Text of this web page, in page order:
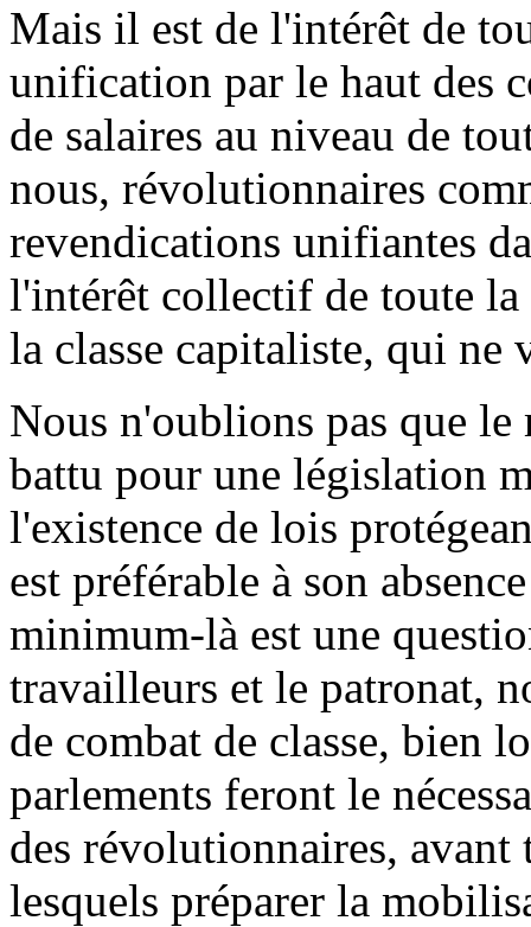
Mais il est de l'intérêt de
unification par le haut des
de salaires au niveau de
nous, révolutionnaires
revendications unifiantes
l'intérêt collectif de toute la
la classe capitaliste, qui
Nous n'oublions pas que
battu pour une législation
l'existence de lois
est préférable à son
minimum-là est une
travailleurs et le patronat,
de combat de classe, bien
parlements feront le
des révolutionnaires,
lesquels préparer la